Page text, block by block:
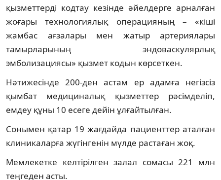
қызметтерді кодтау кезінде әйелдерге арналған
жоғары технологиялық операцияның – «кіші
жамбас ағзалары мен жатыр артериялары
тамырларының эндоваскулярлық
эмболизациясы» қызмет кодын көрсеткен.
Нәтижесінде 200-ден астам ер адамға негізсіз
қымбат медициналық қызметтер рәсімделіп,
емдеу құны 10 есеге дейін ұлғайтылған.
Сонымен қатар 19 жағдайда пациенттер аталған
клиникаларға жүгінгенін мүлде растаған жоқ.
Мемлекетке келтірілген залал сомасы 221 млн
теңгеден асты.